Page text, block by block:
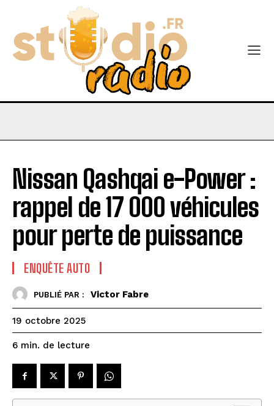
Nissan Qashqai e-Power :
rappel de 17 000 véhicules
pour perte de puissance
ENQUÊTE AUTO
PUBLIÉ PAR : Victor Fabre
19 octobre 2025
6 min. de lecture